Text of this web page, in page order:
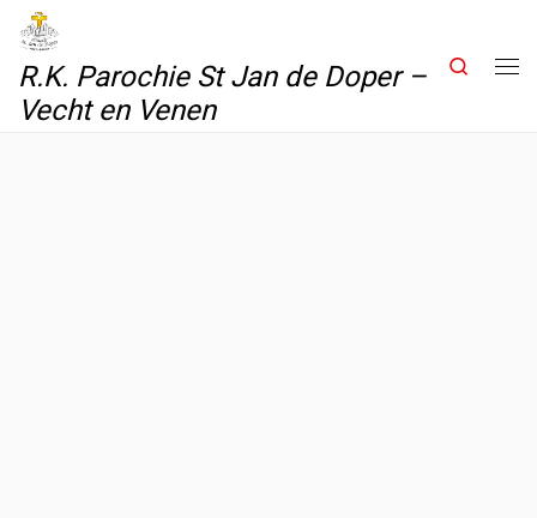
Skip to content
R.K. Parochie St Jan de Doper –
Vecht en Venen
Search